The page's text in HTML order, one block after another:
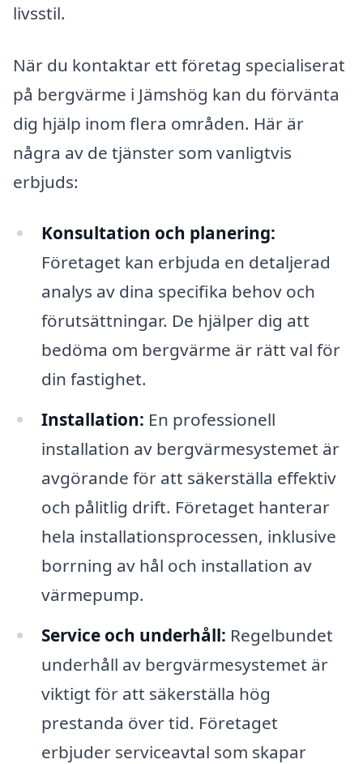
livsstil.
När du kontaktar ett företag specialiserat
på bergvärme i Jämshög kan du förvänta
dig hjälp inom flera områden. Här är
några av de tjänster som vanligtvis
erbjuds:
Konsultation och planering:
Företaget kan erbjuda en detaljerad
analys av dina specifika behov och
förutsättningar. De hjälper dig att
bedöma om bergvärme är rätt val för
din fastighet.
Installation: En professionell
installation av bergvärmesystemet är
avgörande för att säkerställa effektiv
och pålitlig drift. Företaget hanterar
hela installationsprocessen, inklusive
borrning av hål och installation av
värmepump.
Service och underhåll: Regelbundet
underhåll av bergvärmesystemet är
viktigt för att säkerställa hög
prestanda över tid. Företaget
erbjuder serviceavtal som skapar